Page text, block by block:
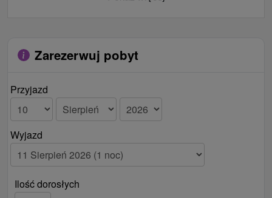
Zarezerwuj pobyt
Przyjazd
Wyjazd
Ilość dorosłych